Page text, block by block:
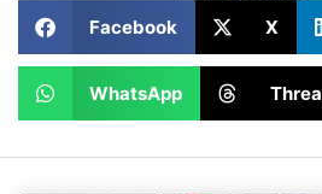
Facebook X
WhatsApp